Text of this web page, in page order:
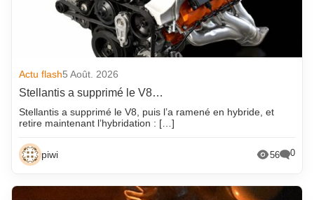
Actu flash5 Août. 2026
Stellantis a supprimé le V8…
Stellantis a supprimé le V8, puis l’a ramené en hybride, et
retire maintenant l’hybridation : […]
piwi 56 0